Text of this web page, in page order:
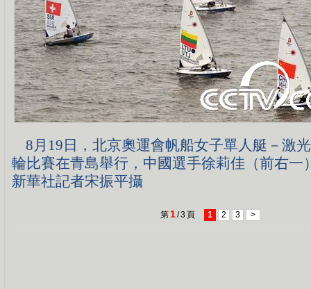
8月19日，北京奧運會帆船女子單人艇－激
輪比賽在青島舉行，中國選手徐莉佳（前右一
新華社記者宋振平攝
第 1/3 頁 1 2 3 >